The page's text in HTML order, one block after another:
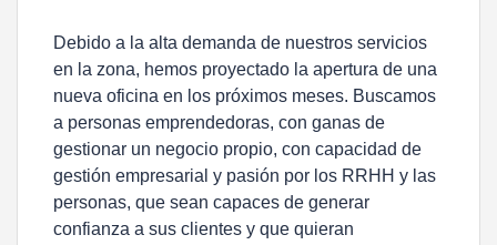
Debido a la alta demanda de nuestros servicios
en la zona, hemos proyectado la apertura de una
nueva oficina en los próximos meses. Buscamos
a personas emprendedoras, con ganas de
gestionar un negocio propio, con capacidad de
gestión empresarial y pasión por los RRHH y las
personas, que sean capaces de generar
confianza a sus clientes y que quieran